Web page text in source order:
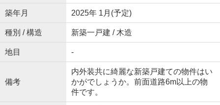
築年月 2025年 1月(予定)
種別 / 構造 新築一戸建 / 木造
地目 -
備考
内外装共に綺麗な新築戸建ての物件はい
かがでしょうか。前面道路6m以上の物
件です。